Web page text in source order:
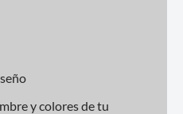
y colores de tu